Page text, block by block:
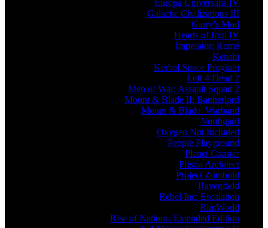
Europa Universalis IV
Galactic Civilizations III
Garry's Mod
Hearts of Iron IV
Imperator: Rome
Kenshi
Kerbal Space Program
Left 4 Dead 2
Men of War: Assault Squad 2
Mount & Blade II: Bannerlord
Mount & Blade: Warband
Northgard
Oxygen Not Included
People Playground
Planet Coaster
Prison Architect
Project Zomboid
Ravenfield
Rebel Inc: Escalation
RimWorld
Rise of Nations: Extended Edition